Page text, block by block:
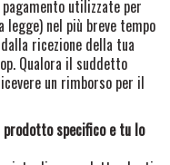
utilizzate per
nel più breve tempo
ricezione della tua
Qualora il suddetto
un rimborso per il
prodotto specifico e tu lo